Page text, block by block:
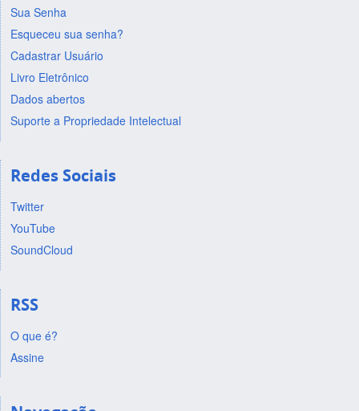
Sua Senha
Esqueceu sua senha?
Cadastrar Usuário
Livro Eletrônico
Dados abertos
Suporte a Propriedade Intelectual
Redes Sociais
Twitter
YouTube
SoundCloud
RSS
O que é?
Assine